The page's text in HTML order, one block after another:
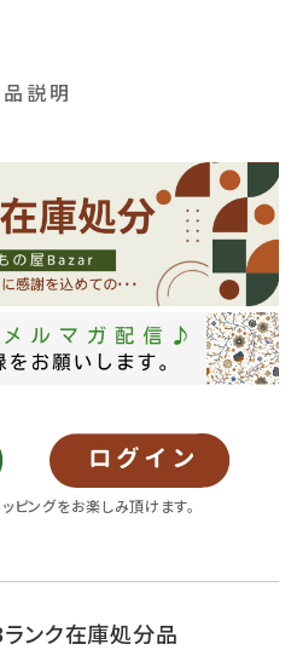
説明
ングをお楽しみ頂けます。
ンク在庫処分品